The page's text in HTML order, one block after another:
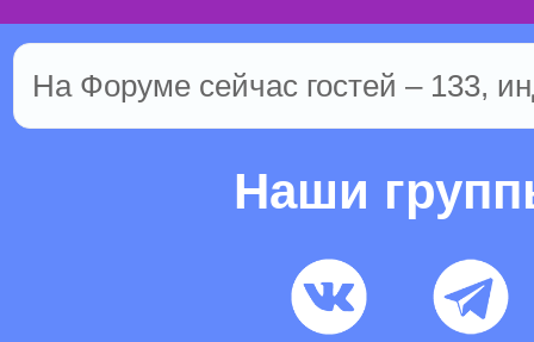
На Форуме сейчас гостей – 133,
Наши